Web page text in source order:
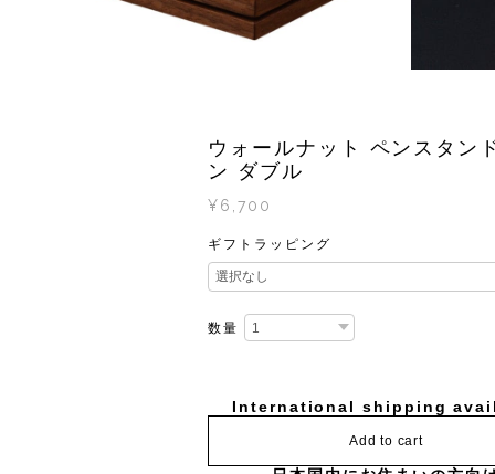
ウォールナット ペンスタン
ン ダブル
¥6,700
ギフトラッピング
数量
International shipping
Add to cart